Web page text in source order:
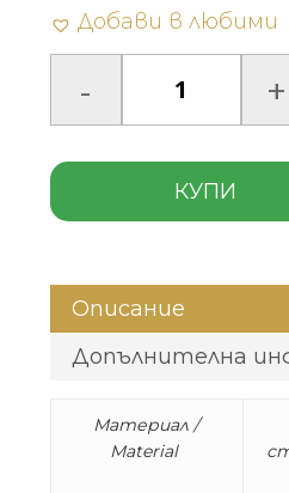
Добави в любими
КУПИ
Описание
Допълнителна
Материал /
Material